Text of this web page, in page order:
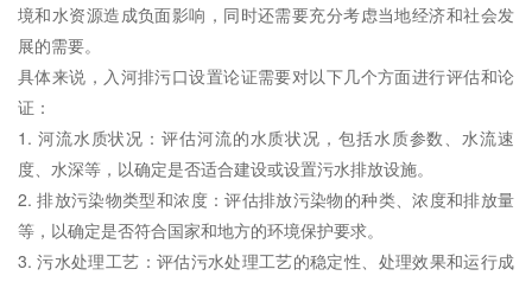
境和水资源造成负面影响，同时还需要充分考虑当地经济和社会发
展的需要。
具体来说，入河排污口设置论证需要对以下几个方面进行评估和论
证：
1. 河流水质状况：评估河流的水质状况，包括水质参数、水流速
度、水深等，以确定是否适合建设或设置污水排放设施。
2. 排放污染物类型和浓度：评估排放污染物的种类、浓度和排放量
等，以确定是否符合国家和地方的环境保护要求。
3.污水处理工艺：评估污水处理工艺的稳定性、处理效果和运行成